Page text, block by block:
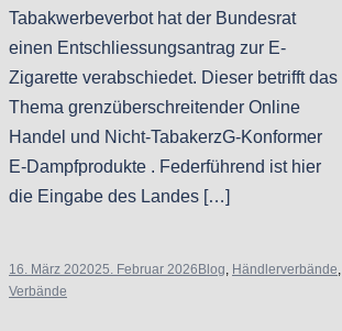
Tabakwerbeverbot hat der Bundesrat
einen Entschliessungsantrag zur E-
Zigarette verabschiedet. Dieser betrifft das
Thema grenzüberschreitender Online
Handel und Nicht-TabakerzG-Konformer
E-Dampfprodukte . Federführend ist hier
die Eingabe des Landes […]
16. März 202025. Februar 2026 Blog, Händlerverbände,
Verbände